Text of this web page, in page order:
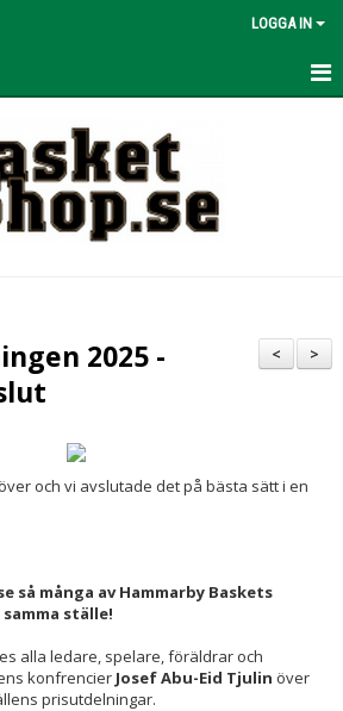
LOGGA IN
>
<
2025 -
och vi avslutade det på bästa sätt i en
så många av Hammarby Baskets
ställe!
alla ledare, spelare, föräldrar och
konfrencier Josef Abu-Eid Tjulin över
prisutdelningar.